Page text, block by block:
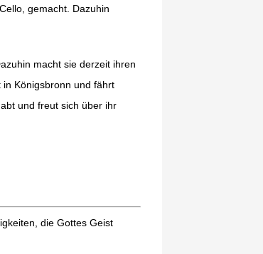
gemacht. Dazuhin
macht sie derzeit ihren
Königsbronn und fährt
und freut sich über ihr
die Gottes Geist